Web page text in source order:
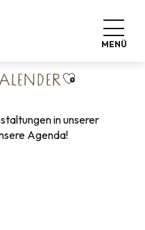
MENÜ
Ajouter aux
in unserer
Agenda!